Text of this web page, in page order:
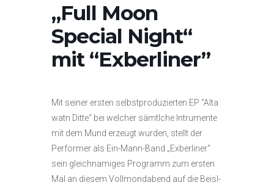
„Full Moon
Special Night“
mit “Exberliner”
Mit seiner ersten selbstproduzierten EP “Alta
watn Ditte“ bei welcher sämtlche Intrumente
mit dem Mund erzeugt wurden, stellt der
Performer als Ein-Mann-Band „Exberliner“
sein gleichnamiges Programm zum ersten
Mal an diesem Vollmondabend auf die Beisl-